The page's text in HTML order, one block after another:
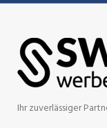
Ihr zuverlässiger